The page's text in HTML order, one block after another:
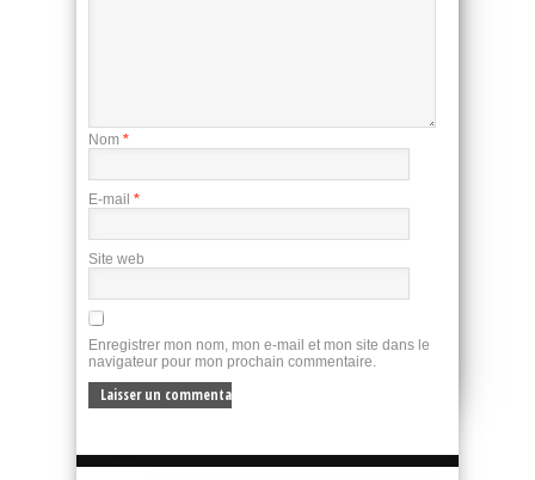
Nom *
E-mail *
Site web
Enregistrer mon nom, mon e-mail et mon site dans le
navigateur pour mon prochain commentaire.